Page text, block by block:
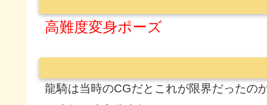
高難度変身ポーズ
龍騎は当時のCGだとこれが限界だったの